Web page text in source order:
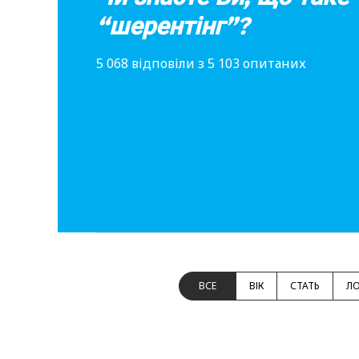
“шерентінг”?
5 068 відповіли з 5 103 опитаних
ВСЕ ВІК СТАТЬ